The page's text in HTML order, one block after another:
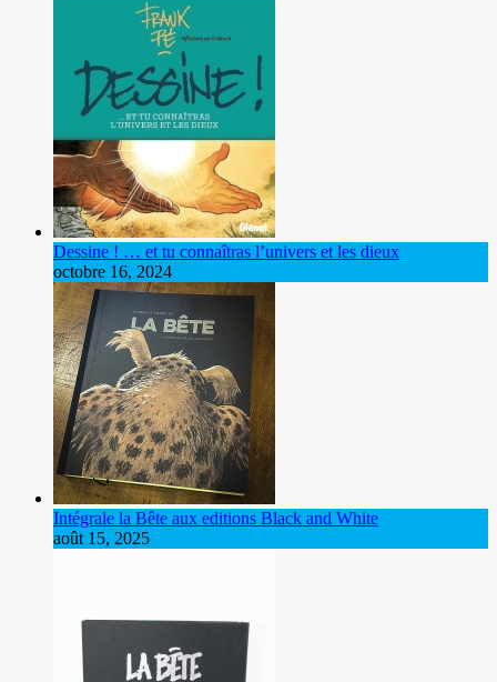
Dessine ! … et tu connaîtras l’univers et les dieux
octobre 16, 2024
Intégrale la Bête aux editions Black and White
août 15, 2025